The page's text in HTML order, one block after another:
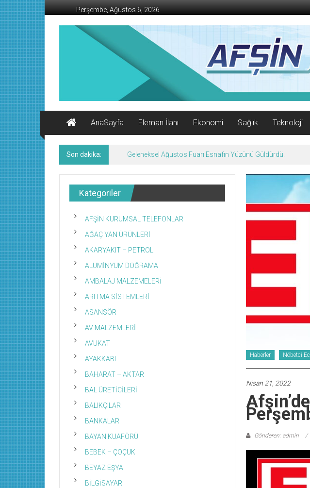
İçeriğe
geç
Perşembe, Ağustos 6, 2026
AFŞİN
Ekonomi
Kanalı
AnaSayfa
Eleman İlanı Ekonomi Sağlık Teknoloji
Son dakika: Geleneksel Ağustos Fuarı Esnafın Yüzünü Güldürdü.
Haberler Nöbetci
Nisan 21, 2022
Gönderen: admin
Kategoriler
AFŞİN KURUMSAL TELEFONLAR
AĞAÇ YAN ÜRÜNLERİ
AKARYAKIT – PETROL
ALÜMİNYUM DOĞRAMA
AMBALAJ MALZEMELERİ
ARITMA SİSTEMLERİ
ASANSÖR
AV MALZEMLERİ
AVUKAT
AYAKKABI
BAHARAT – AKTAR
BAL ÜRETİCİLERİ
BALIKÇILAR
BANKALAR
BAYAN KUAFÖRÜ
BEBEK – ÇOÇUK
BEYAZ EŞYA
BİLGİSAYAR